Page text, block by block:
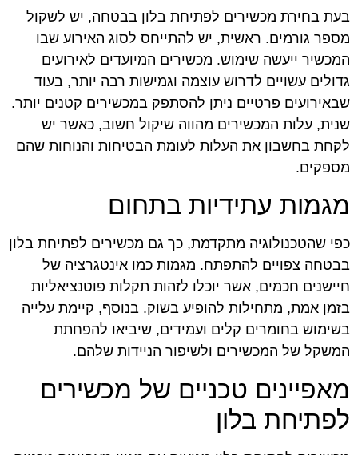
בעת בחירת מכשירים לפתיחת בלון בבטחה, יש לשקול
מספר גורמים. ראשית, יש להתייחס לסוג האירוע שבו
המכשיר ייעשה שימוש. מכשירים המיועדים לאירועים
גדולים עשויים לדרוש עוצמה וגמישות רבה יותר, בעוד
שבאירועים פרטיים ניתן להסתפק במכשירים קטנים יותר.
שנית, עלות המכשירים מהווה שיקול חשוב, כאשר יש
לקחת בחשבון את העלות לעומת הבטיחות והנוחות שהם
מספקים.
מגמות עתידיות בתחום
כפי שהטכנולוגיה מתקדמת, כך גם מכשירים לפתיחת בלון
בבטחה צפויים להתפתח. מגמות כמו אינטגרציה של
חיישנים חכמים, אשר יוכלו לזהות תקלות פוטנציאליות
בזמן אמת, מתחילות להופיע בשוק. בנוסף, קיימת עלייה
בשימוש בחומרים קלים ועמידים, שיביאו להפחתת
המשקל של המכשירים ולשיפור הניידות שלהם.
מאפיינים טכניים של מכשירים
לפתיחת בלון